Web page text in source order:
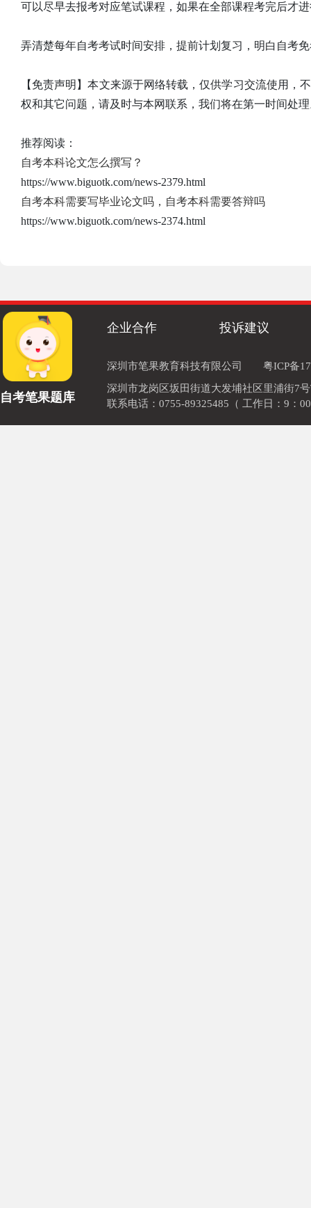
可以尽早去报考对应笔试课程，如果在全部课程考完后才
弄清楚每年自考考试时间安排，提前计划复习，明白自考
【免责声明】本文来源于网络转载，仅供学习交流使用
权和其它问题，请及时与本网联系，我们将在第一时间处
推荐阅读：
自考本科论文怎么撰写？
https://www.biguotk.com/news-2379.html
自考本科需要写毕业论文吗，自考本科需要答辩吗
https://www.biguotk.com/news-2374.html
自考笔果题库
企业合作 投诉建议
深圳市笔果教育科技有限公司
粤ICP备
深圳市龙岗区坂田街道大发埔社区里浦街7
联系电话：0755-89325485（ 工作日：9：